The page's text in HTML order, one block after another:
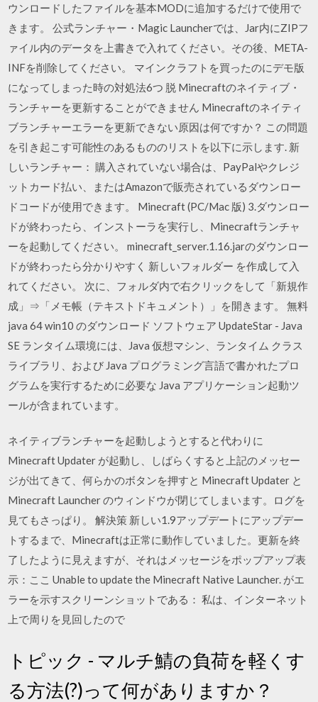
ウンロードしたファイルを基本MODに追加するだけで使用で
きます。 公式ランチャー・Magic Launcherでは、Jar内にZIPフ
ァイル内のデータを上書きで入れてください。その後、META-
INFを削除してください。 マインクラフトを買ったのにデモ版
になってしまった時の対処法6つ 脱 Minecraftのネイティブ・
ランチャーを更新することができません Minecraftのネイティ
ブランチャーエラーを更新できない原因は何ですか？ この問題
を引き起こす可能性のあるもののリストを以下に示します. 新
しいランチャー： 購入されていない場合は、PayPalやクレジ
ットカード払い、またはAmazonで販売されているダウンロー
ドコードが使用できます。 Minecraft (PC/Mac 版) 3.ダウンロー
ドが終わったら、インストーラを実行し、Minecraftランチャ
ーを起動してください。 minecraft_server.1.16.jarのダウンロー
ドが終わったら分かりやすく 新しいフォルダー を作成して入
れてください。 次に、フォルダ内で右クリックをして「新規作
成」⇒「メモ帳（テキストドキュメント）」を開きます。 無料
java 64 win10 のダウンロード ソフトウェア UpdateStar - Java
SE ランタイム環境には、Java 仮想マシン、ランタイム クラス
ライブラリ、および Java プログラミング言語で書かれたプロ
グラムを実行するために必要な Java アプリケーション起動ツ
ールが含まれています。
ネイティブランチャーを起動しようとすると代わりに
Minecraft Updater が起動し、しばらくすると上記のメッセー
ジが出てきて、何らかのボタンを押すと Minecraft Updater と
Minecraft Launcher のウィンドウが閉じてしまいます。ログを
見てもさっぱり。 解決策 新しい1.9アップデートにアップデー
トするまで、Minecraftは正常に動作していました。更新を終
了したように見えますが、それはメッセージをポップアップ表
示：ここ Unable to update the Minecraft Native Launcher. がエ
ラーを示すスクリーンショットである： 私は、インターネット
上で周りを見回したので
トピック - マルチ鯖の負荷を軽くす
る方法(?)って何がありますか？